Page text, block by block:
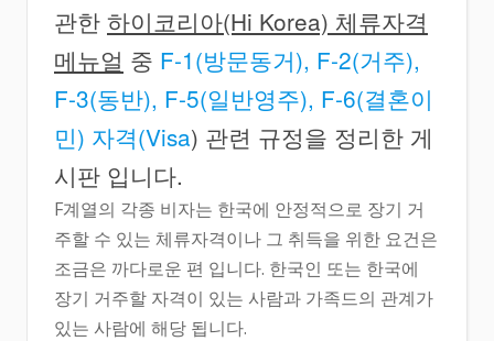
관한 하이코리아(Hi Korea) 체류자격
메뉴얼 중 F-1(방문동거), F-2(거주),
F-3(동반), F-5(일반영주), F-6(결혼이
민) 자격(Visa) 관련 규정을 정리한 게
시판 입니다.
F계열의 각종 비자는 한국에 안정적으로 장기 거
주할 수 있는 체류자격이나 그 취득을 위한 요건은
조금은 까다로운 편 입니다. 한국인 또는 한국에
장기 거주할 자격이 있는 사람과 가족드의 관계가
있는 사람에 해당 됩니다.